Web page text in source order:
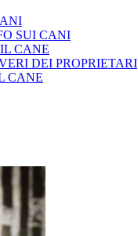
SUI CANI
CANE
DEI PROPRIETARI
CANE